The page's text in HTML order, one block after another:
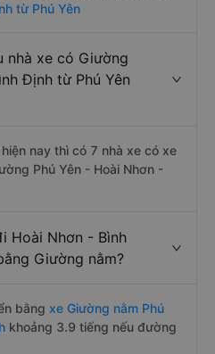
từ Phú Yên
nhà xe có Giường
Định từ Phú Yên
nay thì có 7 nhà xe có xe
Phú Yên - Hoài Nhơn -
Hoài Nhơn - Bình
Giường nằm?
bằng xe Giường nằm Phú
khoảng 3.9 tiếng nếu đường